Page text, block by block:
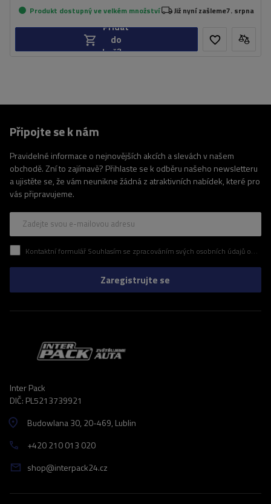
Produkt dostupný ve velkém množství Již nyní zašleme7. srpna
Přidat
do
košíku
Připojte se k nám
Pravidelné informace o nejnovějších akcích a slevách v našem
obchodě. Zní to zajímavě? Přihlaste se k odběru našeho newsletteru
a ujistěte se, že vám neunikne žádná z atraktivních nabídek, které pro
vás připravujeme.
Zadejte svou e-mailovou adresu
Kontaktní formulář Souhlasím se zpracováním svých osobních údajů obsažených v kontaktním formuláři v souladu s nařízením Evropského parlamentu a Rady (EU)
Zaregistrujte se
Inter Pack
DIČ: PL5213739921
Budowlana 30, 20-469, Lublin
+420 210 013 020
shop@interpack24.cz